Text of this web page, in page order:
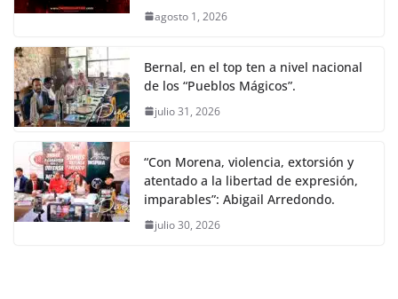
agosto 1, 2026
Bernal, en el top ten a nivel nacional
de los “Pueblos Mágicos”.
julio 31, 2026
“Con Morena, violencia, extorsión y
atentado a la libertad de expresión,
imparables”: Abigail Arredondo.
julio 30, 2026